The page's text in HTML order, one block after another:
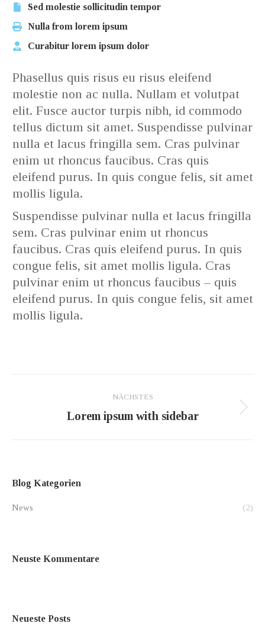
Sed molestie sollicitudin tempor
Nulla from lorem ipsum
Curabitur lorem ipsum dolor
Phasellus quis risus eu risus eleifend
molestie non ac nulla. Nullam et volutpat
elit. Fusce auctor turpis nibh, id commodo
tellus dictum sit amet. Suspendisse pulvinar
nulla et lacus fringilla sem. Cras pulvinar
enim ut rhoncus faucibus. Cras quis
eleifend purus. In quis congue felis, sit amet
mollis ligula.
Suspendisse pulvinar nulla et lacus fringilla
sem. Cras pulvinar enim ut rhoncus
faucibus. Cras quis eleifend purus. In quis
congue felis, sit amet mollis ligula. Cras
pulvinar enim ut rhoncus faucibus – quis
eleifend purus. In quis congue felis, sit amet
mollis ligula.
navigation
NÄCHSTES
Next
Lorem ipsum with sidebar
Blog Kategorien
News (2)
Neuste Kommentare
Neueste Posts